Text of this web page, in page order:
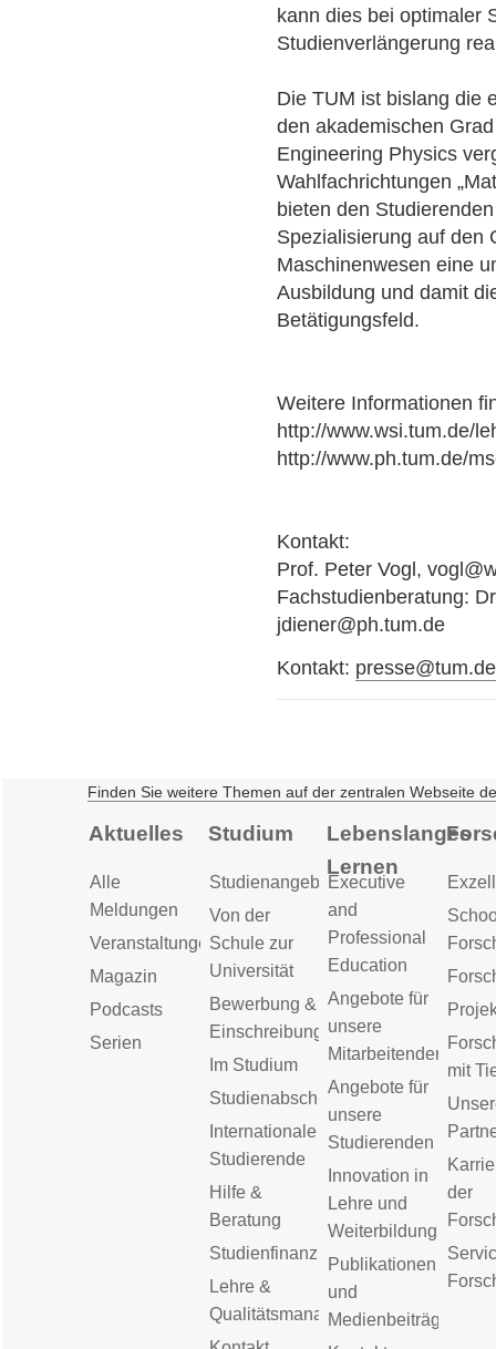
kann dies bei optimaler
Studienverlängerung
Die TUM ist bislang die
den akademischen
Engineering Physics
Wahlfachrichtungen
bieten den
Spezialisierung auf den
Maschinenwesen eine
Ausbildung und damit
Betätigungsfeld.
Weitere Informationen
http://www.wsi.tum.de/
http://www.ph.tum.de/
Kontakt:
Prof. Peter Vogl,
Fachstudienberatung:
jdiener@ph.tum.de
Kontakt: presse@tum.de
Finden Sie weitere Themen auf der zentralen Webseite
Aktuelles
Alle
Meldungen
Veranstaltungen
Magazin
Podcasts
Serien
Studium
Studienangebot
Von der
Schule zur
Universität
Bewerbung &
Einschreibung
Im Studium
Studienabschluss
Internationale
Studierende
Hilfe &
Beratung
Studienfinanzierung
Lehre &
Qualitätsmanagement
Lebenslanges
Lernen
Executive
and
Professional
Education
Angebote für
unsere
Mitarbeitenden
Angebote für
unsere
Studierenden
Innovation in
Lehre und
Weiterbildung
Publikationen
und
Medienbeiträge
mit
der